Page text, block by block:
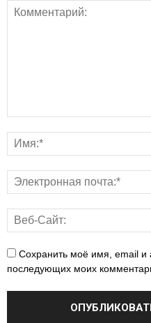
Сохранить моё имя, email и
последующих моих